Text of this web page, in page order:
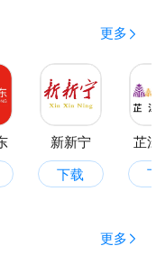
更多
新新宁
下载
芷
更多